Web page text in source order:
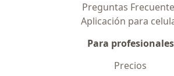
Preguntas
Aplicación para
Para profesionales
Precios